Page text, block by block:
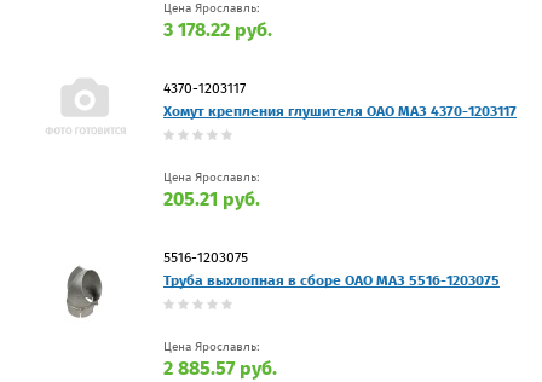
Цена Ярославль:
3 178.22 руб.
4370-1203117
Хомут крепления глушителя ОАО МАЗ 4370-1203117
Цена Ярославль:
205.21 руб.
5516-1203075
Труба выхлопная в сборе ОАО МАЗ 5516-1203075
Цена Ярославль:
2 885.57 руб.